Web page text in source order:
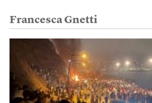
Francesca Gnetti